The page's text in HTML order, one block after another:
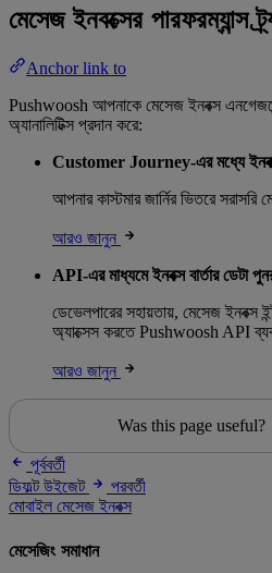
মেসেজ ইনবক্সের পারফরম্যান্স
Anchor link to
Pushwoosh আপনাকে মেসেজ ইনবক্স
অ্যানালিটিক্স প্রদান করে:
Customer Journey-এর মধ্যে ইনবক্স
আপনার কাস্টমার জার্নির ভিতরে সরাসরি
আরও জানুন
API-এর মাধ্যমে ইনবক্স বার্তার ডেটা
ডেভেলপারের সহায়তায়, মেসেজ ইনবক্স
অ্যাক্সেস করতে Pushwoosh API
আরও জানুন
Was this page useful?
পূর্ববর্তী
ডিফল্ট উইজেট
পরবর্তী
মোবাইল মেসেজ ইনবক্স
মেসেজিং সমাধান